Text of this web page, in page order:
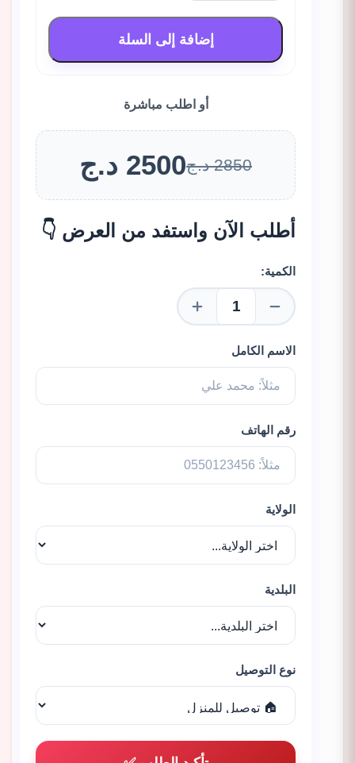
إضافة إلى السلة
أو اطلب مباشرة
2850 د.ج 2500 د.ج
أطلب الآن واستفد من العرض 👇
الكمية:
الاسم الكامل
رقم الهاتف
الولاية
البلدية
نوع التوصيل